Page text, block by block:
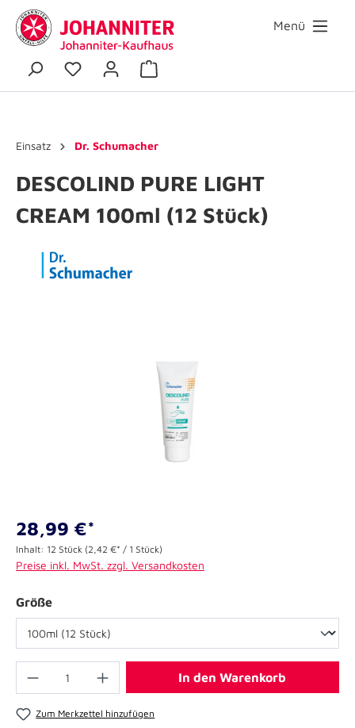
Menü
Einsatz Dr. Schumacher
DESCOLIND PURE LIGHT
CREAM 100ml (12 Stück)
28,99 €*
Inhalt: 12 Stück (2,42 €* / 1 Stück)
Preise inkl. MwSt. zzgl. Versandkosten
Größe
In den Warenkorb
Zum Merkzettel hinzufügen